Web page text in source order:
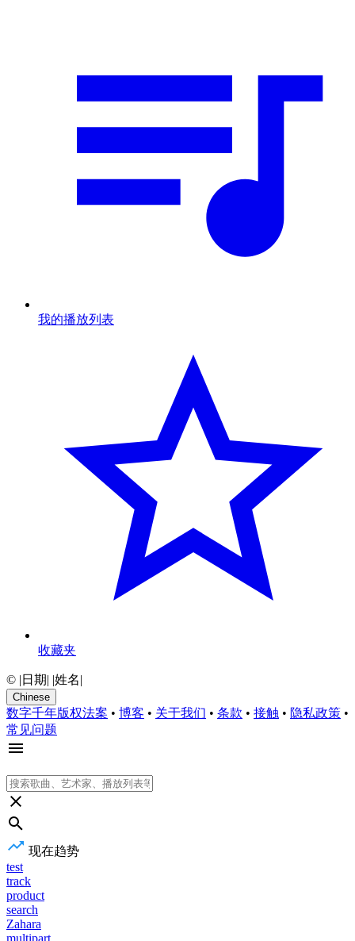
我的播放列表
收藏夹
© |日期| |姓名|
Chinese
数字千年版权法案 • 博客 • 关于我们 • 条款 • 接触 • 隐私政策 •
常见问题
现在趋势
test
track
product
search
Zahara